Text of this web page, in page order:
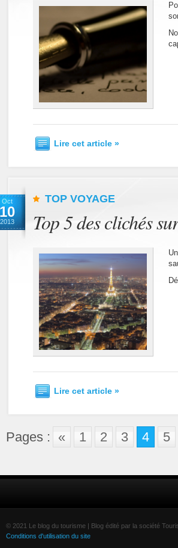
Lire cet article »
Oct
10
2013
TOP VOYAGE
Top 5 des clichés
Lire cet article »
Pages : « 1 2 3 4 5
© 2021 Le blog du tourisme | Blog édité par la société
Conditions d'utilisation du site